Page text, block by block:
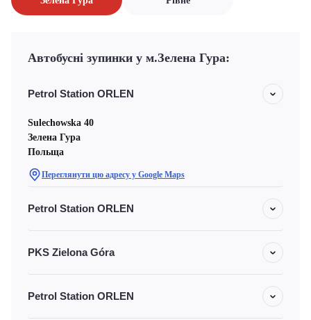
Автобусні зупинки у м.Зелена Гура:
Petrol Station ORLEN
Sulechowska 40
Зелена Гура
Польща
Переглянути цю адресу у Google Maps
Petrol Station ORLEN
PKS Zielona Góra
Petrol Station ORLEN